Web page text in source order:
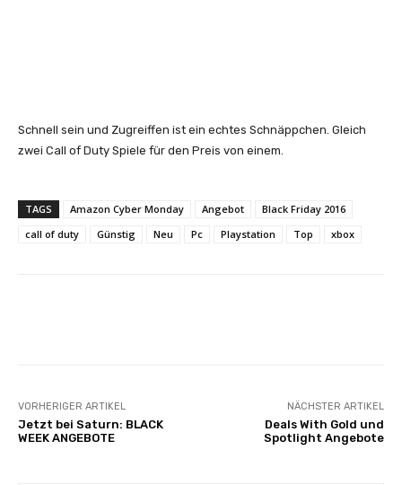
Schnell sein und Zugreiffen ist ein echtes Schnäppchen. Gleich
zwei Call of Duty Spiele für den Preis von einem.
TAGS Amazon Cyber Monday Angebot
Black Friday 2016
call of duty
Günstig Neu Pc Playstation Top xbox
VORHERIGER ARTIKEL
Jetzt bei Saturn: BLACK
WEEK ANGEBOTE
NÄCHSTER ARTIKEL
Deals With Gold und
Spotlight Angebote